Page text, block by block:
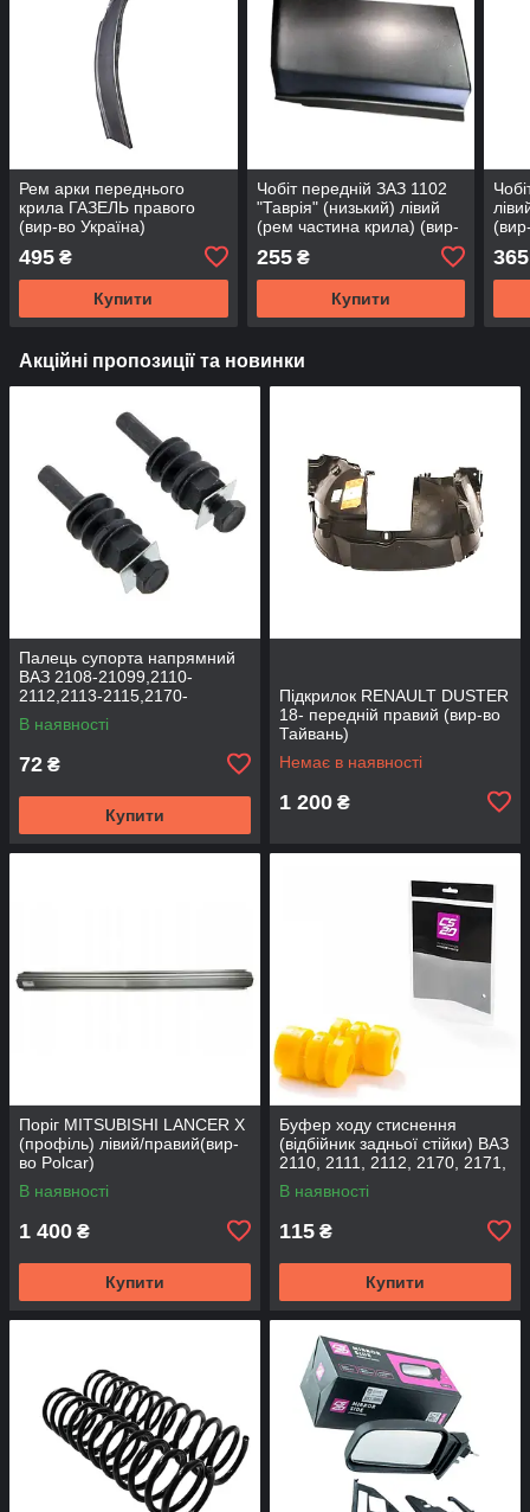
Рем арки переднього
крила ГАЗЕЛЬ правого
(вир-во Україна)
495 ₴
Купити
Чобіт передній ЗАЗ 1102
"Таврія" (низький) лівий
(рем частина крила) (вир-
255₴
Купити
365
Акційні пропозиції та новинки
Палець супорта напрямний
ВАЗ 2108-21099,2110-
2112,2113-2115,2170-
2172,2190, 1117-1119 (к-т
2шт) (вир-во BEG-LINE)
В наявності
72 ₴
Купити
Підкрилок RENAULT DUSTER
18- передній правий (вир-во
Тайвань)
Немає в наявності
1 200 ₴
Поріг MITSUBISHI LANCER Х
(профіль) лівий/правий(вир-
во Polcar)
В наявності
1 400 ₴
Купити
Буфер ходу стиснення
(відбійник задньої стійки) ВАЗ
2110, 2111, 2112, 2170, 2171,
2172 (2шт) (вир-во CS-20
В наявності
115 ₴
Купити